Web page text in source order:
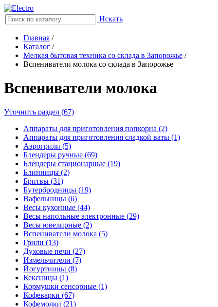
Искать
Главная /
Каталог /
Мелкая бытовая техника со склада в Запорожье /
Вспениватели молока со склада в Запорожье
Вспениватели молока
Уточнить раздел (67)
Аппараты для приготовления попкорна (2)
Аппараты для приготовления сладкой ваты (1)
Аэрогрили (5)
Блендеры ручные (69)
Блендеры стационарные (19)
Блинницы (2)
Бритвы (31)
Бутербродницы (19)
Вафельницы (6)
Весы кухонные (44)
Весы напольные электронные (29)
Весы ювелирные (2)
Вспениватели молока (5)
Грили (13)
Духовые печи (27)
Измельчители (7)
Йогуртницы (8)
Кексницы (1)
Кормушки сенсорные (1)
Кофеварки (67)
Кофемолки (21)